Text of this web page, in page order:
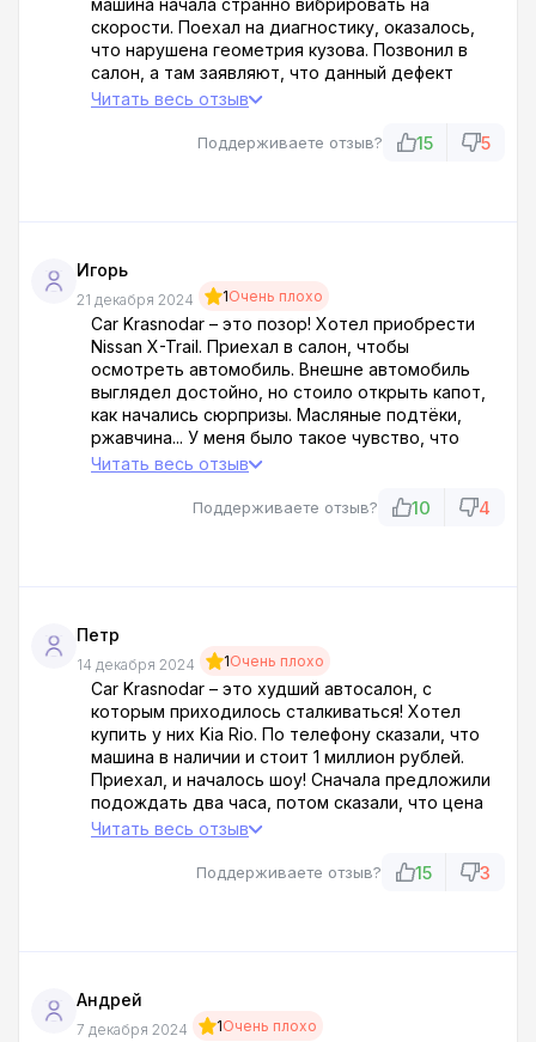
машина начала странно вибрировать на
скорости. Поехал на диагностику, оказалось,
что нарушена геометрия кузова. Позвонил в
салон, а там заявляют, что данный дефект
появился в процессе эксплуатации. Да как
городу? Очевидно, что продали битую тачку
Читать весь отзыв
Поддерживаете отзыв? 15 5
Игорь
21 декабря 2024 1Очень плохо
Car Krasnodar – это позор! Хотел приобрести
Nissan X-Trail. Приехал в салон, чтобы
осмотреть автомобиль. Внешне автомобиль
выглядел достойно, но стоило открыть капот,
как начались сюрпризы. Масляные подтёки,
ржавчина... У меня было такое чувство, что
автомобиль собирали после тотала. Когда
запугивать и угрожать. Полное отсутствие
Читать весь отзыв
Поддерживаете отзыв? 10 4
Петр
14 декабря 2024 1Очень плохо
Car Krasnodar – это худший автосалон, с
которым приходилось сталкиваться! Хотел
купить у них Kia Rio. По телефону сказали, что
машина в наличии и стоит 1 миллион рублей.
Приехал, и началось шоу! Сначала предложили
подождать два часа, потом сказали, что цена
изменилась – теперь 1,2 миллиона. И это без
обязательную сигнализацию за 75 тысяч, без
Читать весь отзыв
Поддерживаете отзыв? 15 3
Андрей
7 декабря 2024 1Очень плохо